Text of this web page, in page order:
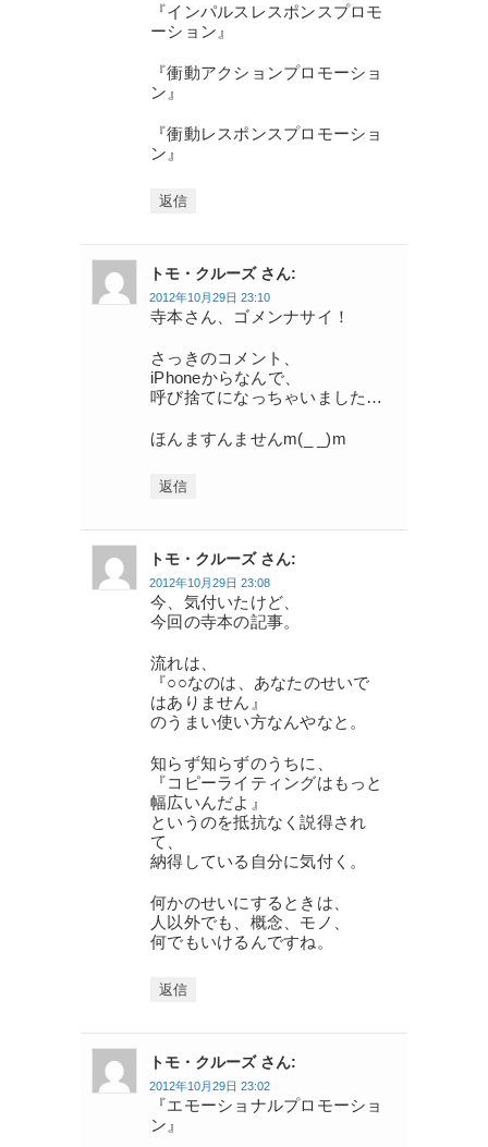
『インパルスレスポンスプロモ
ーション』
『衝動アクションプロモーショ
ン』
『衝動レスポンスプロモーショ
ン』
返信
トモ・クルーズ さん:
2012年10月29日 23:10
寺本さん、ゴメンナサイ！
さっきのコメント、
iPhoneからなんで、
呼び捨てになっちゃいました…
ほんますんませんm(_ _)m
返信
トモ・クルーズ さん:
2012年10月29日 23:08
今、気付いたけど、
今回の寺本の記事。
流れは、
『○○なのは、あなたのせいで
はありません』
のうまい使い方なんやなと。
知らず知らずのうちに、
『コピーライティングはもっと
幅広いんだよ』
というのを抵抗なく説得され
て、
納得している自分に気付く。
何かのせいにするときは、
人以外でも、概念、モノ、
何でもいけるんですね。
返信
トモ・クルーズ さん:
2012年10月29日 23:02
『エモーショナルプロモーショ
ン』